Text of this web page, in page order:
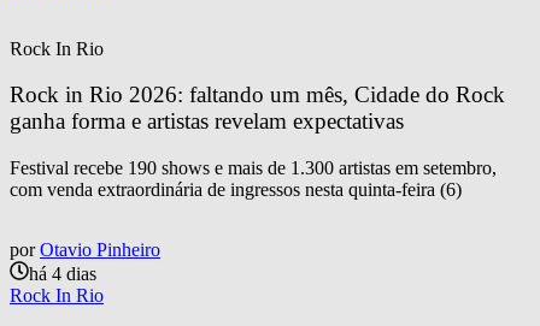
Rock In Rio
Rock in Rio 2026: faltando um mês, Cidade do Rock
ganha forma e artistas revelam expectativas
Festival recebe 190 shows e mais de 1.300 artistas em setembro,
com venda extraordinária de ingressos nesta quinta-feira (6)
por Otavio Pinheiro
há 4 dias
Rock In Rio